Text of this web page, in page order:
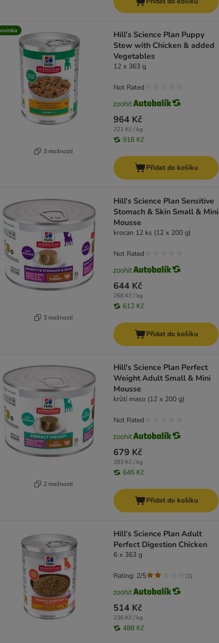
3 možností
Hill's Science Plan Puppy
Stew with Chicken & added
Vegetables
12 x 363 g
964 Kč
221 Kč / kg
916 Kč
Not Rated
Přidat do košíku
3 možností
Hill's Science Plan Sensitive
Stomach & Skin Small & Mini
Mousse
krocan 12 ks (12 x 200 g)
644 Kč
268 Kč / kg
612 Kč
Not Rated
Přidat do košíku
2 možností
Hill's Science Plan Perfect
Weight Adult Small & Mini
Mousse
krůtí maso (12 x 200 g)
679 Kč
283 Kč / kg
645 Kč
Not Rated
Přidat do košíku
Hill's Science Plan Adult
Perfect Digestion Chicken
6 x 363 g
514 Kč
236 Kč / kg
488 Kč
Rating: 2/5 (1)